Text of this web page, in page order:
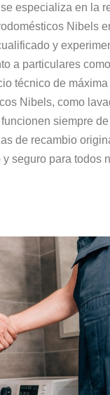
especializa en la
Nibels
y
a particulares
técnico de
Nibels, como
siempre
de recambio
seguro para todos